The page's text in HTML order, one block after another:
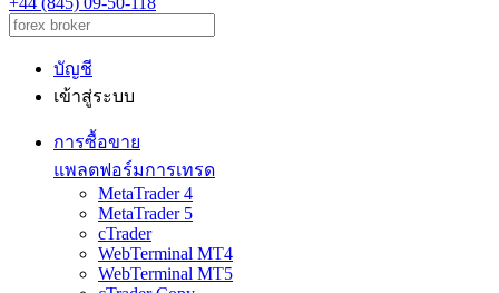
บัญชี
เข้าสู่ระบบ
การซื้อขาย
แพลตฟอร์มการเทรด
MetaTrader 4
MetaTrader 5
cTrader
WebTerminal MT4
WebTerminal MT5